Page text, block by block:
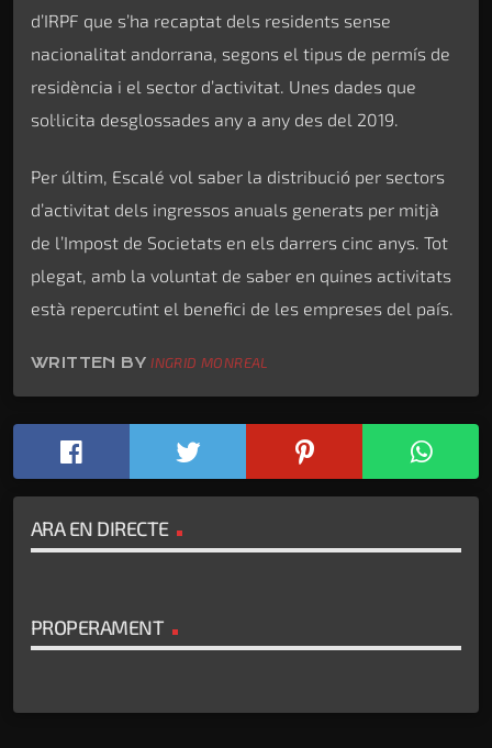
d’IRPF que s’ha recaptat dels residents sense
nacionalitat andorrana, segons el tipus de permís de
residència i el sector d’activitat. Unes dades que
sol·licita desglossades any a any des del 2019.
Per últim, Escalé vol saber la distribució per sectors
d’activitat dels ingressos anuals generats per mitjà
de l’Impost de Societats en els darrers cinc anys. Tot
plegat, amb la voluntat de saber en quines activitats
està repercutint el benefici de les empreses del país.
WRITTEN BYINGRID MONREAL
ARA EN DIRECTE
PROPERAMENT